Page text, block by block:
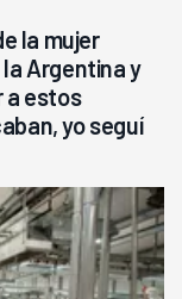
la mujer
Argentina y
a estos
yo seguí